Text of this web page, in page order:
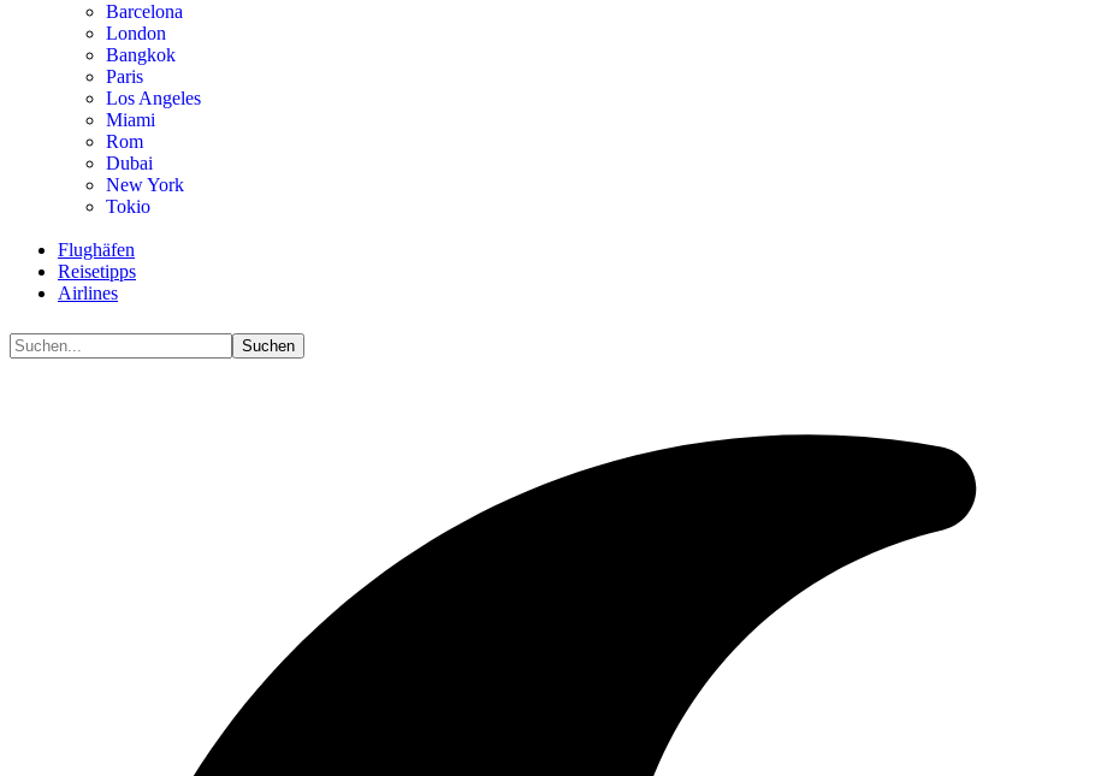
Barcelona
London
Bangkok
Paris
Los Angeles
Miami
Rom
Dubai
New York
Tokio
Flughäfen
Reisetipps
Airlines